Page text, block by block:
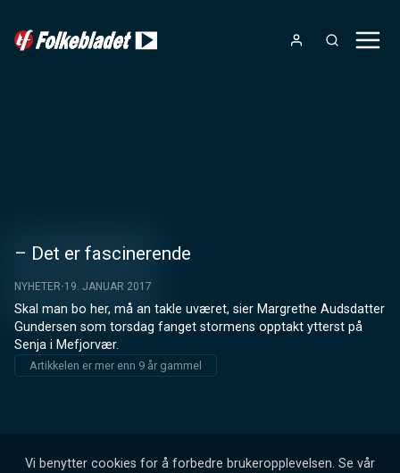
– Det er fascinerende
NYHETER 19. JANUAR 2017
Skal man bo her, må an takle uværet, sier Margrethe Audsdatter
Gundersen som torsdag fanget stormens opptakt ytterst på
Senja i Mefjorvær.
Artikkelen er mer enn 9 år gammel
Vi benytter cookies for å forbedre brukeropplevelsen. Se vår